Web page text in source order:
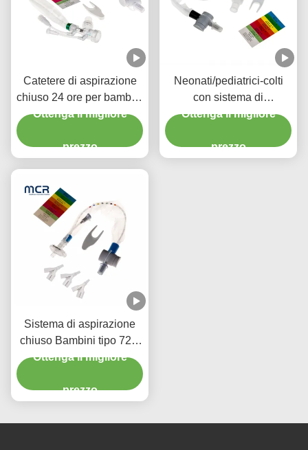
Catetere di aspirazione
chiuso 24 ore per bambini
con tre connettori Y-piece
Ottenga il migliore
prezzo
Neonati/pediatrici-colti
con sistema di
aspirazione chiuso
Ottenga il migliore
prezzo
Sistema di aspirazione
chiuso Bambini tipo 72H
CSC Prodotti medici usa
Ottenga il migliore
prezzo